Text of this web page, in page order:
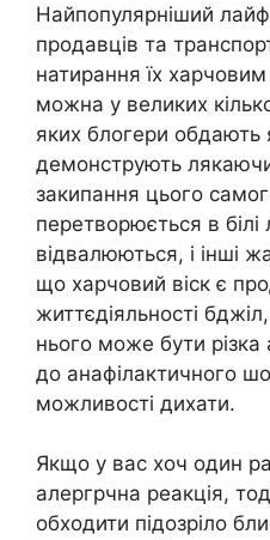
Найпопулярніший
продавців та
натирання їх
можна у великих
яких блогери обдають
демонструють
закипання цього
перетворюється в білі
відвалюються, і інші
що харчовий віск є
життєдіяльності
нього може бути
до анaфілaктичного
можливості дихати.
Якщо у вас хоч один
алeргpчна реакція,
обходити підозріло